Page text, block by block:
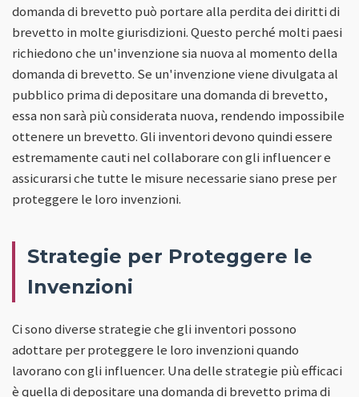
domanda di brevetto può portare alla perdita dei diritti di
brevetto in molte giurisdizioni. Questo perché molti paesi
richiedono che un'invenzione sia nuova al momento della
domanda di brevetto. Se un'invenzione viene divulgata al
pubblico prima di depositare una domanda di brevetto,
essa non sarà più considerata nuova, rendendo impossibile
ottenere un brevetto. Gli inventori devono quindi essere
estremamente cauti nel collaborare con gli influencer e
assicurarsi che tutte le misure necessarie siano prese per
proteggere le loro invenzioni.
Strategie per Proteggere le
Invenzioni
Ci sono diverse strategie che gli inventori possono
adottare per proteggere le loro invenzioni quando
lavorano con gli influencer. Una delle strategie più efficaci
è quella di depositare una domanda di brevetto prima di